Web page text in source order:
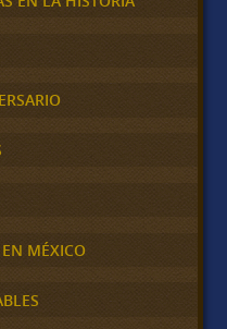
MÉXICO